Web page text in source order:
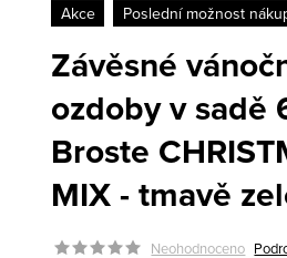
Akce Poslední možnost
Závěsné
ozdoby v sadě
Broste
MIX - tmavě
Neohodnoceno